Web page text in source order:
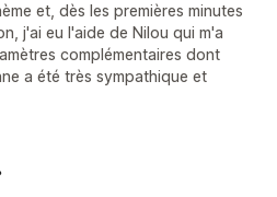
et, dès les premières minutes
j'ai eu l'aide de Nilou qui m'a
complémentaires dont
a été très sympathique et